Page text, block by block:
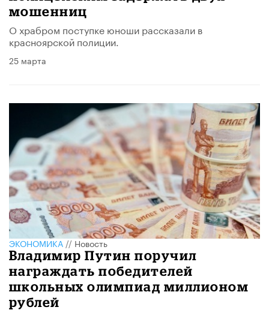
мошенниц
О храбром поступке юноши рассказали в
красноярской полиции.
25 марта
ЭКОНОМИКА//Новость
Владимир Путин поручил
награждать победителей
школьных олимпиад миллионом
рублей